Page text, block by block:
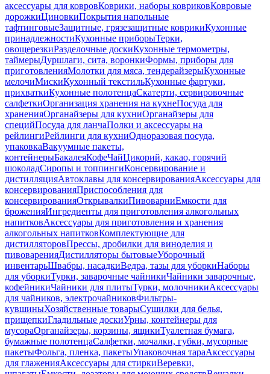
аксессуары для ковровКоврики, наборы ковриковКовровые
дорожкиЦиновкиПокрытия напольные
тафтинговыеЗащитные, грязезащитные коврикиКухонные
принадлежностиКухонные приборыТерки,
овощерезкиРазделочные доскиКухонные термометры,
таймерыДуршлаги, сита, воронкиФормы, приборы для
приготовленияМолотки для мяса, тендерайзерыКухонные
мелочиМискиКухонный текстильКухонные фартуки,
прихваткиКухонные полотенцаСкатерти, сервировочные
салфеткиОрганизация хранения на кухнеПосуда для
храненияОрганайзеры для кухниОрганайзеры для
специйПосуда для ланчаПолки и аксессуары на
рейлингиРейлинги для кухниОдноразовая посуда,
упаковкаВакуумные пакеты,
контейнерыБакалеяКофеЧайЦикорий, какао, горячий
шоколадСиропы и топпингиКонсервирование и
дистилляцияАвтоклавы для консервированияАксессуары для
консервированияПриспособления для
консервированияОткрывалкиПивоварниЕмкости для
броженияИнгредиенты для приготовления алкогольных
напитковАксессуары для приготовления и хранения
алкогольных напитковКомплектующие для
дистилляторовПрессы, дробилки для виноделия и
пивоваренияДистилляторы бытовыеУборочный
инвентарьШвабры, насадкиВедра, тазы для уборкиНаборы
для уборкиТурки, заварочные чайникиЧайники заварочные,
кофейникиЧайники для плитыТурки, молочникиАксессуары
для чайников, электрочайниковФильтры-
кувшиныХозяйственные товарыСушилки для белья,
прищепкиГладильные доскиУрны, контейнеры для
мусораОрганайзеры, корзины, ящикиТуалетная бумага,
бумажные полотенцаСалфетки, мочалки, губки, мусорные
пакетыФольга, пленка, пакетыУпаковочная тараАксессуары
для глаженияАксессуары для стиркиВеревки,